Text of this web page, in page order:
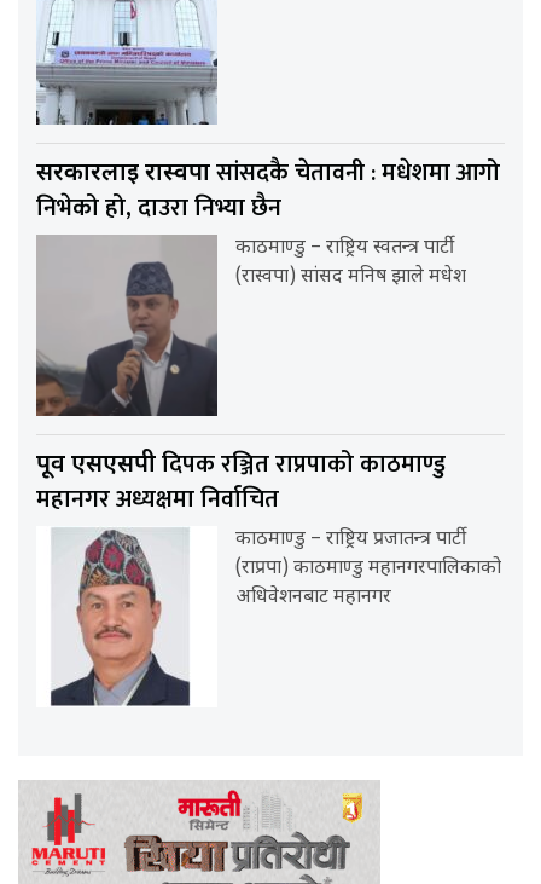
सरकारलाई रास्वपासांसदकै चेतावनी : मधेशमा आगो
निभेको हो, दाउरा निभ्या छैन
काठमाण्डु – राष्ट्रिय स्वतन्त्र पार्टी
(रास्वपा) सांसद मनिष झाले मधेश
पूर्व एसएसपीदिपक रञ्जित राप्रपाको काठमाण्डु
महानगर अध्यक्षमा निर्वाचित
काठमाण्डु – राष्ट्रिय प्रजातन्त्र पार्टी
(राप्रपा) काठमाण्डु महानगरपालिकाको
अधिवेशनबाट महानगर